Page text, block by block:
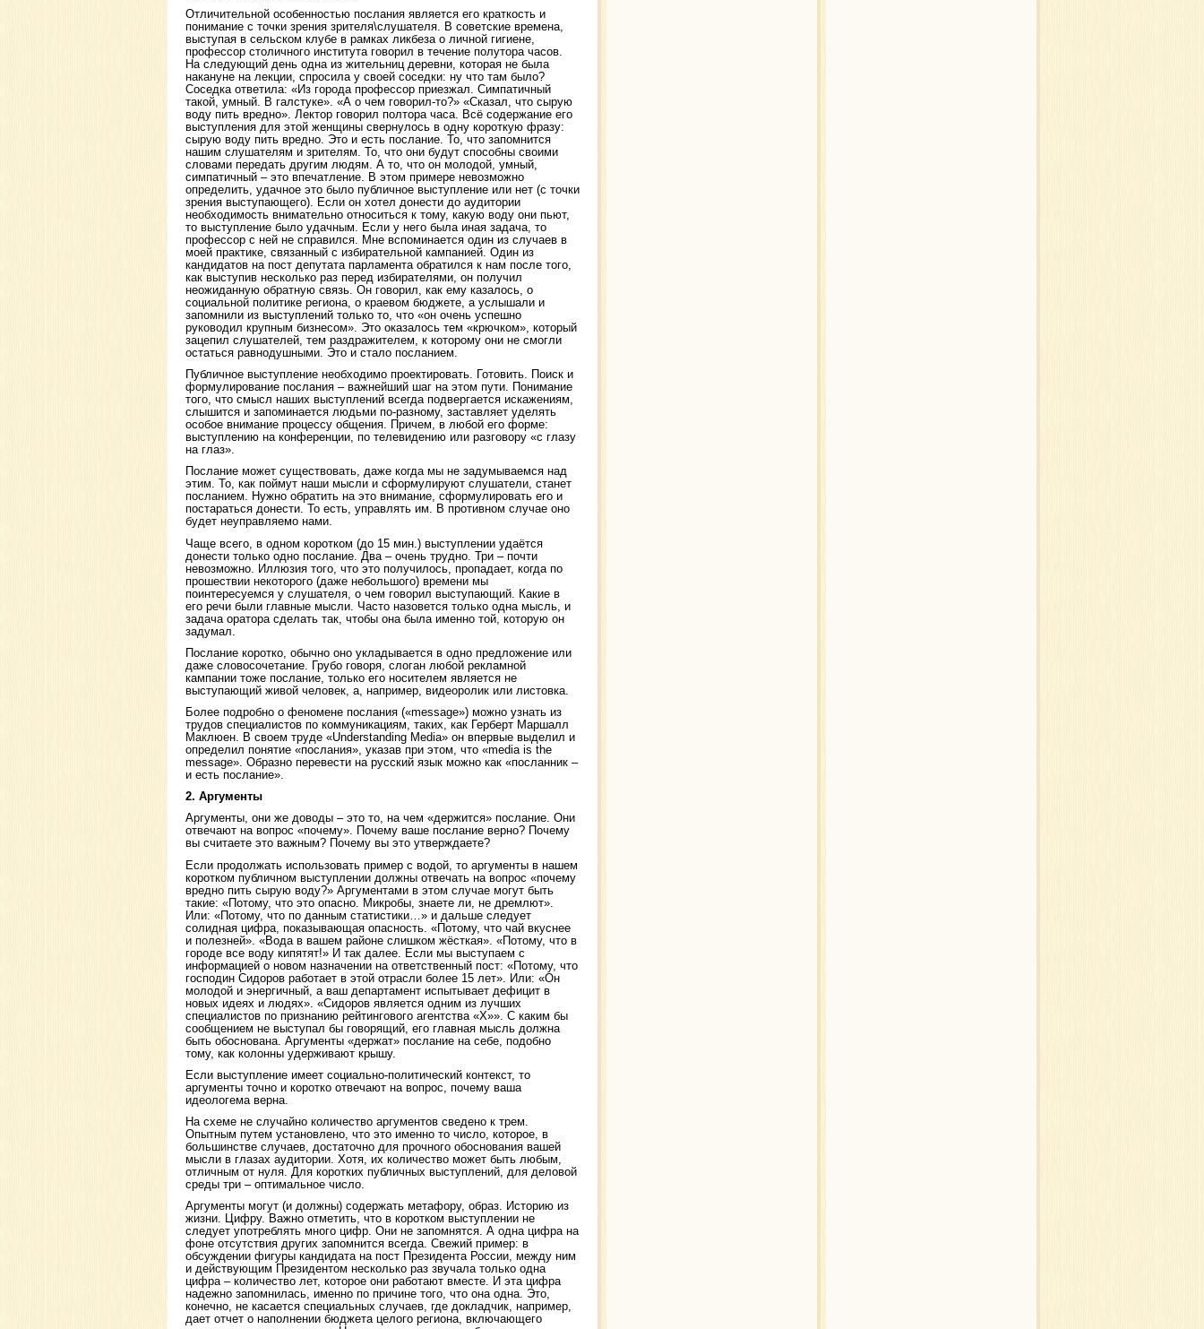
Отличительной особенностью послания является его краткость и
понимание с точки зрения зрителя\слушателя. В советские времена,
выступая в сельском клубе в рамках ликбеза о личной гигиене,
профессор столичного института говорил в течение полутора часов.
На следующий день одна из жительниц деревни, которая не была
накануне на лекции, спросила у своей соседки: ну что там было?
Соседка ответила: «Из города профессор приезжал. Симпатичный
такой, умный. В галстуке». «А о чем говорил-то?» «Сказал, что сырую
воду пить вредно». Лектор говорил полтора часа. Всё содержание его
выступления для этой женщины свернулось в одну короткую фразу:
сырую воду пить вредно. Это и есть послание. То, что запомнится
нашим слушателям и зрителям. То, что они будут способны своими
словами передать другим людям. А то, что он молодой, умный,
симпатичный – это впечатление. В этом примере невозможно
определить, удачное это было публичное выступление или нет (с точки
зрения выступающего). Если он хотел донести до аудитории
необходимость внимательно относиться к тому, какую воду они пьют,
то выступление было удачным. Если у него была иная задача, то
профессор с ней не справился. Мне вспоминается один из случаев в
моей практике, связанный с избирательной кампанией. Один из
кандидатов на пост депутата парламента обратился к нам после того,
как выступив несколько раз перед избирателями, он получил
неожиданную обратную связь. Он говорил, как ему казалось, о
социальной политике региона, о краевом бюджете, а услышали и
запомнили из выступлений только то, что «он очень успешно
руководил крупным бизнесом». Это оказалось тем «крючком», который
зацепил слушателей, тем раздражителем, к которому они не смогли
остаться равнодушными. Это и стало посланием.
Публичное выступление необходимо проектировать. Готовить. Поиск и
формулирование послания – важнейший шаг на этом пути. Понимание
того, что смысл наших выступлений всегда подвергается искажениям,
слышится и запоминается людьми по-разному, заставляет уделять
особое внимание процессу общения. Причем, в любой его форме:
выступлению на конференции, по телевидению или разговору «с глазу
на глаз».
Послание может существовать, даже когда мы не задумываемся над
этим. То, как поймут наши мысли и сформулируют слушатели, станет
посланием. Нужно обратить на это внимание, сформулировать его и
постараться донести. То есть, управлять им. В противном случае оно
будет неуправляемо нами.
Чаще всего, в одном коротком (до 15 мин.) выступлении удаётся
донести только одно послание. Два – очень трудно. Три – почти
невозможно. Иллюзия того, что это получилось, пропадает, когда по
прошествии некоторого (даже небольшого) времени мы
поинтересуемся у слушателя, о чем говорил выступающий. Какие в
его речи были главные мысли. Часто назовется только одна мысль, и
задача оратора сделать так, чтобы она была именно той, которую он
задумал.
Послание коротко, обычно оно укладывается в одно предложение или
даже словосочетание. Грубо говоря, слоган любой рекламной
кампании тоже послание, только его носителем является не
выступающий живой человек, а, например, видеоролик или листовка.
Более подробно о феномене послания («message») можно узнать из
трудов специалистов по коммуникациям, таких, как Герберт Маршалл
Маклюен. В своем труде «Understanding Media» он впервые выделил и
определил понятие «послания», указав при этом, что «media is the
message». Образно перевести на русский язык можно как «посланник –
и есть послание».
2. Аргументы
Аргументы, они же доводы – это то, на чем «держится» послание. Они
отвечают на вопрос «почему». Почему ваше послание верно? Почему
вы считаете это важным? Почему вы это утверждаете?
Если продолжать использовать пример с водой, то аргументы в нашем
коротком публичном выступлении должны отвечать на вопрос «почему
вредно пить сырую воду?» Аргументами в этом случае могут быть
такие: «Потому, что это опасно. Микробы, знаете ли, не дремлют».
Или: «Потому, что по данным статистики…» и дальше следует
солидная цифра, показывающая опасность. «Потому, что чай вкуснее
и полезней». «Вода в вашем районе слишком жёсткая». «Потому, что в
городе все воду кипятят!» И так далее. Если мы выступаем с
информацией о новом назначении на ответственный пост: «Потому, что
господин Сидоров работает в этой отрасли более 15 лет». Или: «Он
молодой и энергичный, а ваш департамент испытывает дефицит в
новых идеях и людях». «Сидоров является одним из лучших
специалистов по признанию рейтингового агентства «Х»». С каким бы
сообщением не выступал бы говорящий, его главная мысль должна
быть обоснована. Аргументы «держат» послание на себе, подобно
тому, как колонны удерживают крышу.
Если выступление имеет социально-политический контекст, то
аргументы точно и коротко отвечают на вопрос, почему ваша
идеологема верна.
На схеме не случайно количество аргументов сведено к трем.
Опытным путем установлено, что это именно то число, которое, в
большинстве случаев, достаточно для прочного обоснования вашей
мысли в глазах аудитории. Хотя, их количество может быть любым,
отличным от нуля. Для коротких публичных выступлений, для деловой
среды три – оптимальное число.
Аргументы могут (и должны) содержать метафору, образ. Историю из
жизни. Цифру. Важно отметить, что в коротком выступлении не
следует употреблять много цифр. Они не запомнятся. А одна цифра на
фоне отсутствия других запомнится всегда. Свежий пример: в
обсуждении фигуры кандидата на пост Президента России, между ним
и действующим Президентом несколько раз звучала только одна
цифра – количество лет, которое они работают вместе. И эта цифра
надежно запомнилась, именно по причине того, что она одна. Это,
конечно, не касается специальных случаев, где докладчик, например,
дает отчет о наполнении бюджета целого региона, включающего